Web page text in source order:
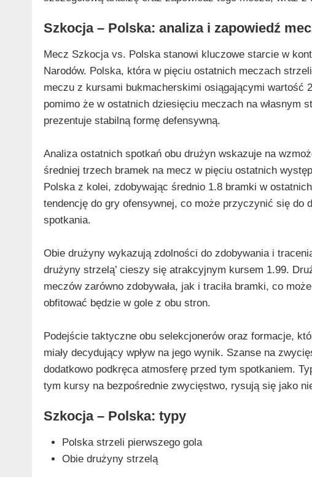
Szkocja – Polska: analiza i zapowiedź
Mecz Szkocja vs. Polska stanowi kluczowe starcie w
Narodów. Polska, która w pięciu ostatnich meczach
meczu z kursami bukmacherskimi osiągającymi wartość
pomimo że w ostatnich dziesięciu meczach na własnym
prezentuje stabilną formę defensywną.
Analiza ostatnich spotkań obu drużyn wskazuje na
średniej trzech bramek na mecz w pięciu ostatnich
Polska z kolei, zdobywając średnio 1.8 bramki w
tendencję do gry ofensywnej, co może przyczynić się do
spotkania.
Obie drużyny wykazują zdolności do zdobywania i
drużyny strzelą’ cieszy się atrakcyjnym kursem 1.99.
meczów zarówno zdobywała, jak i traciła bramki, co
obfitować będzie w gole z obu stron.
Podejście taktyczne obu selekcjonerów oraz formacje,
miały decydujący wpływ na jego wynik. Szanse na
dodatkowo podkręca atmosferę przed tym spotkaniem.
tym kursy na bezpośrednie zwycięstwo, rysują się jako
Szkocja – Polska: typy
Polska strzeli pierwszego gola
Obie drużyny strzelą